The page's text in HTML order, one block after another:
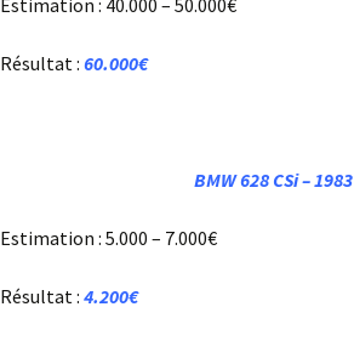
Estimation : 40.000 – 50.000€
Résultat : 60.000€
BMW 628 CSi – 1983
Estimation : 5.000 – 7.000€
Résultat : 4.200€